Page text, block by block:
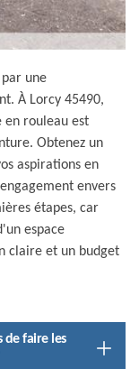
une
À Lorcy 45490,
en rouleau est
Obtenez un
aspirations en
envers
étapes, car
espace
claire et un budget
de faire les